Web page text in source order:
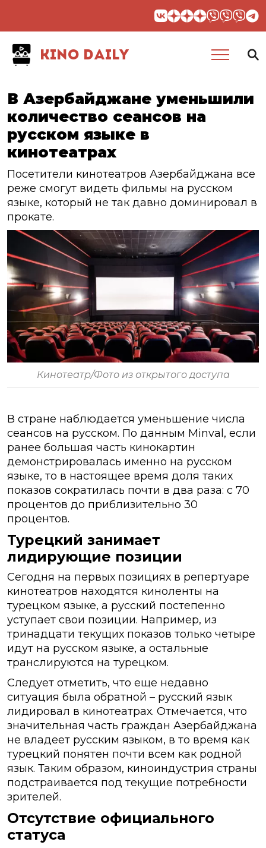
KINO DAILY
В Азербайджане уменьшили
количество сеансов на
русском языке в
кинотеатрах
Посетители кинотеатров Азербайджана все
реже смогут видеть фильмы на русском
языке, который не так давно доминировал в
прокате.
Кинотеатр/Фото из открытого доступа
В стране наблюдается уменьшение числа
сеансов на русском. По данным Minval, если
ранее большая часть кинокартин
демонстрировалась именно на русском
языке, то в настоящее время доля таких
показов сократилась почти в два раза: с 70
процентов до приблизительно 30
процентов.
Турецкий занимает
лидирующие позиции
Сегодня на первых позициях в репертуаре
кинотеатров находятся киноленты на
турецком языке, а русский постепенно
уступает свои позиции. Например, из
тринадцати текущих показов только четыре
идут на русском языке, а остальные
транслируются на турецком.
Следует отметить, что еще недавно
ситуация была обратной – русский язык
лидировал в кинотеатрах. Отмечается, что
значительная часть граждан Азербайджана
не владеет русским языком, в то время как
турецкий понятен почти всем как родной
язык. Таким образом, киноиндустрия страны
подстраивается под текущие потребности
зрителей.
Отсутствие официального
статуса